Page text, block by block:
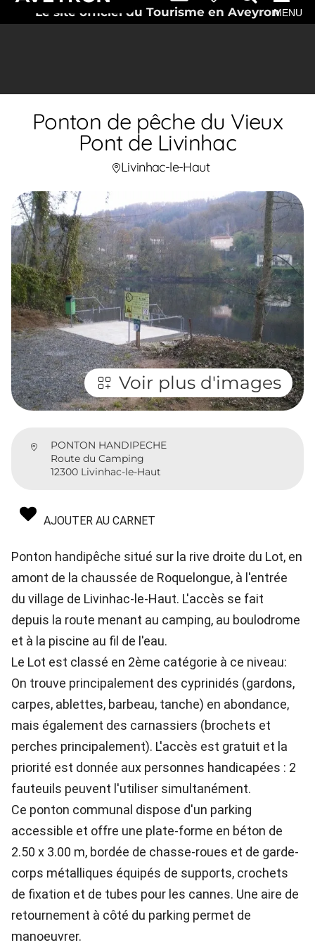
Le site officiel du Tourisme en AveyronMENU
Ponton de pêche du Vieux
Pont de Livinhac
Livinhac-le-Haut
Voir plus d'images
PONTON HANDIPECHE
Route du Camping
12300 Livinhac-le-Haut
AJOUTER AU CARNET
Ponton handipêche situé sur la rive droite du Lot, en
amont de la chaussée de Roquelongue, à l'entrée
du village de Livinhac-le-Haut. L'accès se fait
depuis la route menant au camping, au boulodrome
et à la piscine au fil de l'eau.
Le Lot est classé en 2ème catégorie à ce niveau:
On trouve principalement des cyprinidés (gardons,
carpes, ablettes, barbeau, tanche) en abondance,
mais également des carnassiers (brochets et
perches principalement). L'accès est gratuit et la
priorité est donnée aux personnes handicapées : 2
fauteuils peuvent l'utiliser simultanément.
Ce ponton communal dispose d'un parking
accessible et offre une plate-forme en béton de
2.50 x 3.00 m, bordée de chasse-roues et de garde-
corps métalliques équipés de supports, crochets
de fixation et de tubes pour les cannes. Une aire de
retournement à côté du parking permet de
manoeuvrer.